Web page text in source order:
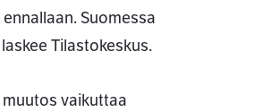
Suomessa
Tilastokeskus.
vaikuttaa